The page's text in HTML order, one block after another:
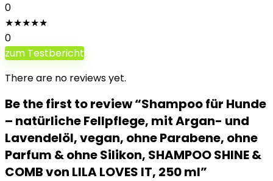
0
★★★★★
0
zum Testbericht
There are no reviews yet.
Be the first to review “Shampoo für Hunde
– natürliche Fellpflege, mit Argan- und
Lavendelöl, vegan, ohne Parabene, ohne
Parfum & ohne Silikon, SHAMPOO SHINE &
COMB von LILA LOVES IT, 250 ml”